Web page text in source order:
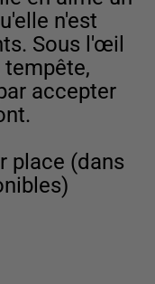
n'est
Sous l'œil
accepter
place (dans